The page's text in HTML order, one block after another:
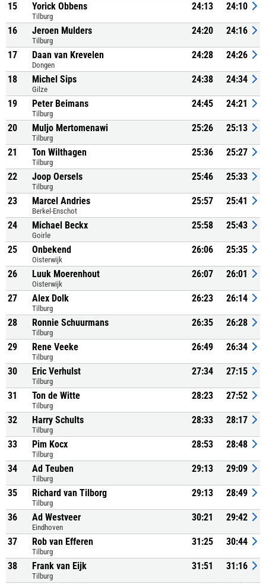
15 Yorick Obbens
Tilburg
24:13 24:10
16 Jeroen Mulders
Tilburg
24:20 24:16
17 Daan van Krevelen
Dongen
24:28 24:26
18 Michel Sips
Gilze
24:38 24:34
19 Peter Beimans
Tilburg
24:45 24:21
20 Muljo Mertomenawi
Tilburg
25:26 25:13
21 Ton Wilthagen
Tilburg
25:36 25:27
22 Joop Oersels
Tilburg
25:46 25:33
23 Marcel Andries
Berkel-Enschot
25:57 25:41
24 Michael Beckx
Goirle
25:58 25:43
25 Onbekend
Oisterwijk
26:06 25:35
26 Luuk Moerenhout
Oisterwijk
26:07 26:01
27 Alex Dolk
Tilburg
26:23 26:14
28 Ronnie Schuurmans
Tilburg
26:35 26:28
29 Rene Veeke
Tilburg
26:49 26:34
30 Eric Verhulst
Tilburg
27:34 27:15
31 Ton de Witte
Tilburg
28:23 27:52
32 Harry Schults
Tilburg
28:33 28:17
33 Pim Kocx
Tilburg
28:53 28:48
34 Ad Teuben
Tilburg
29:13 29:09
35 Richard van Tilborg
Tilburg
29:13 28:49
36 Ad Westveer
Eindhoven
30:21 29:42
37 Rob van Efferen
Tilburg
31:25 30:44
38 Frank van Eijk
Tilburg
31:51 31:16